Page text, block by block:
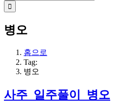
색:
병오
홈으로
Tag:
병오
사주_일주풀이_병오